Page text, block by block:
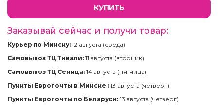
КУПИТЬ
Заказывай сейчас и получи товар:
Курьер по Минску: 12 августа (среда)
Самовывоз ТЦ Тивали: 11 августа (вторник)
Самовывоз ТЦ Сеница: 14 августа (пятница)
Пункты Европочты в Минске : 13 августа (четверг)
Пункты Европочты по Беларуси: 13 августа (четверг)